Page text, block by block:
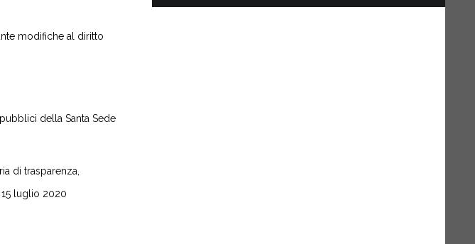
modifiche al diritto
della Santa Sede
di trasparenza,
luglio 2020